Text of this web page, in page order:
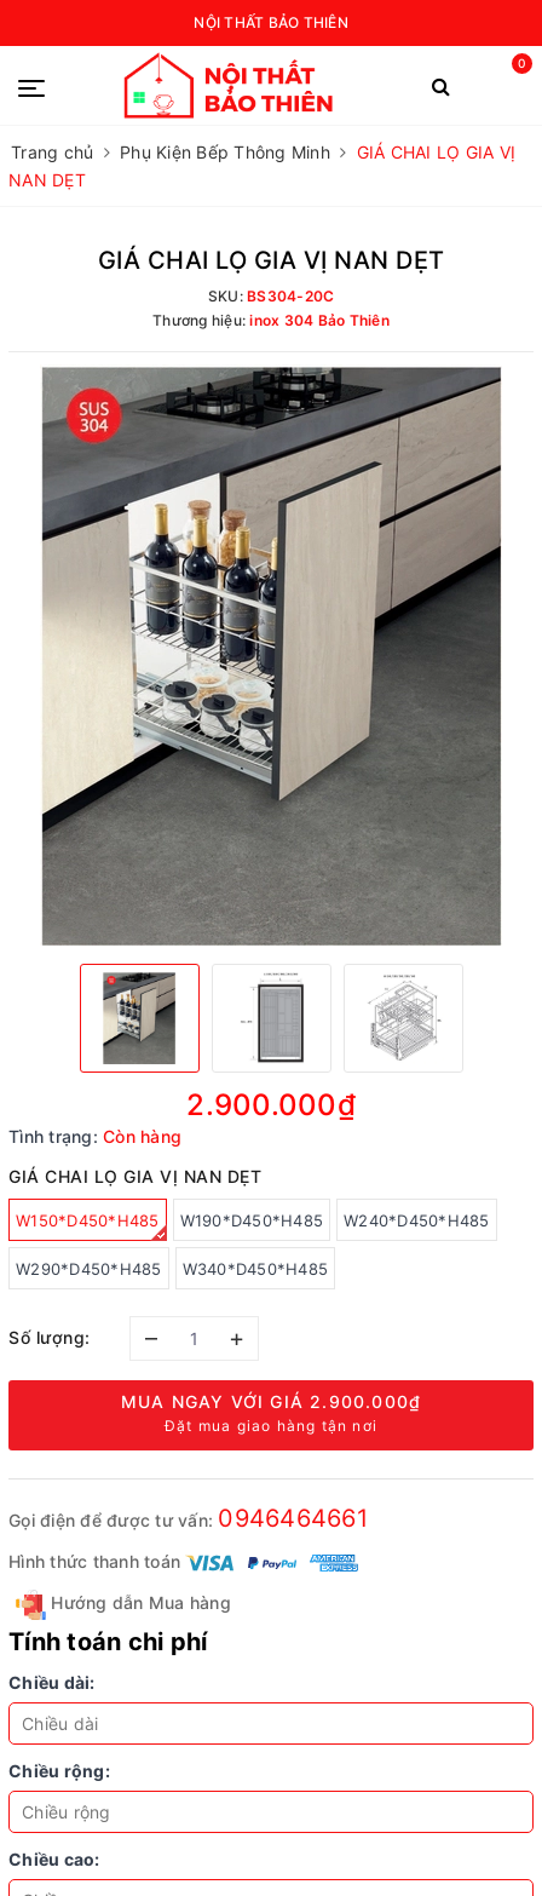
NỘI THẤT BẢO THIÊN
0
Trang chủ Phụ Kiện Bếp Thông Minh
GIÁ CHAI LỌ GIA VỊ
NAN DẸT
GIÁ CHAI LỌ GIA VỊ NAN DẸT
SKU: BS304-20C
Thương hiệu:inox 304 Bảo Thiên
2.900.000₫
Tình trạng: Còn hàng
GIÁ CHAI LỌ GIA VỊ NAN DẸT
W150*D450*H485 W190*D450*H485 W240*D450*H485
W290*D450*H485 W340*D450*H485
Số lượng: – +
MUA NGAY VỚI GIÁ 2.900.000₫
Đặt mua giao hàng tận nơi
Gọi điện để được tư vấn: 0946464661
Hình thức thanh toán
Hướng dẫn Mua hàng
Tính toán chi phí
Chiều dài:
Chiều rộng:
Chiều cao: